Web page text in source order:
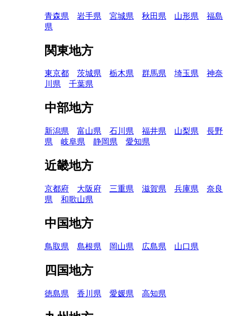
青森県 岩手県 宮城県 秋田県 山形県
福島
県
関東地方
東京都 茨城県 栃木県 群馬県 埼玉県
神奈
川県
千葉県
中部地方
新潟県 富山県 石川県 福井県 山梨県
長野
県
岐阜県 静岡県 愛知県
近畿地方
京都府 大阪府 三重県 滋賀県 兵庫県
奈良
県
和歌山県
中国地方
鳥取県 島根県 岡山県 広島県 山口県
四国地方
徳島県 香川県 愛媛県 高知県